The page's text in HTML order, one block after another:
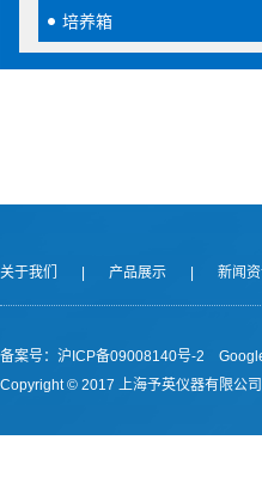
培养箱
关于我们 产品展示 新闻
备案号：沪ICP备09008140号-2
Copyright © 2017 上海予英仪器有限公